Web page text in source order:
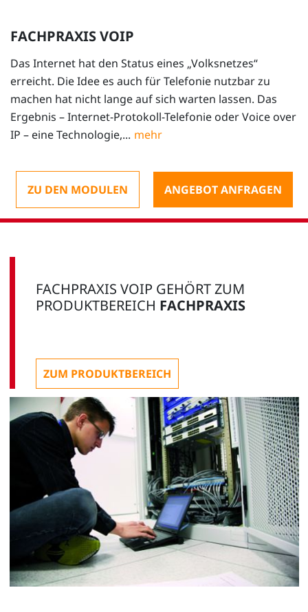
FACHPRAXIS VOIP
Das Internet hat den Status eines „Volksnetzes“
erreicht. Die Idee es auch für Telefonie nutzbar zu
machen hat nicht lange auf sich warten lassen. Das
Ergebnis – Internet-Protokoll-Telefonie oder Voice over
IP – eine Technologie,...
ZU DEN MODULEN ANGEBOT ANFRAGEN
FACHPRAXIS VOIP GEHÖRT ZUM
PRODUKTBEREICH FACHPRAXIS
ZUM PRODUKTBEREICH